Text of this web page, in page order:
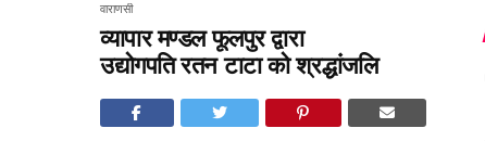
वाराणसी
व्यापार मण्डल फूलपुर द्वारा
उद्योगपति रतन टाटा को श्रद्धांजलि